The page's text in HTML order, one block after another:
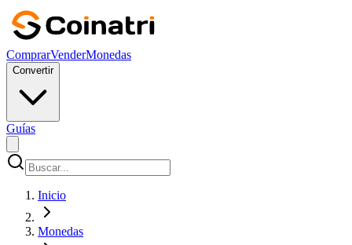
ComprarVenderMonedas
Convertir
Guías
Inicio
Monedas